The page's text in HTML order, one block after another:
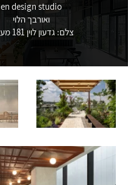
en design studio
ואורבך הלוי
צלם: גדעון לוין 181 מעלות